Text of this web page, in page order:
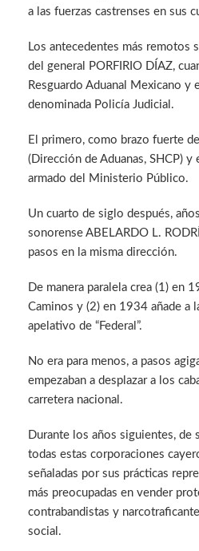
a las fuerzas castrenses en sus
Los antecedentes más remotos
del general PORFIRIO DÍAZ,
Resguardo Aduanal Mexicano y
denominada Policía Judicial.
El primero, como brazo fuerte
(Dirección de Aduanas, SHCP)
armado del Ministerio Público.
Un cuarto de siglo después,
sonorense ABELARDO L.
pasos en la misma dirección.
De manera paralela crea (1) en
Caminos y (2) en 1934 añade a
apelativo de “Federal”.
No era para menos, a pasos
empezaban a desplazar a los
carretera nacional.
Durante los años siguientes, de
todas estas corporaciones
señaladas por sus prácticas
más preocupadas en vender
contrabandistas y
social.